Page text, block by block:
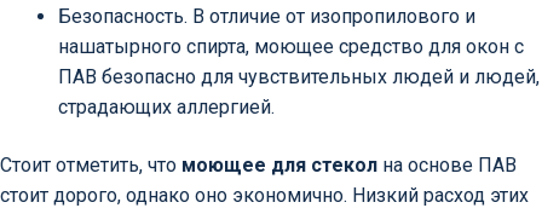
Безопасность. В отличие от изопропилового и
нашатырного спирта, моющее средство для окон с
ПАВ безопасно для чувствительных людей и людей,
страдающих аллергией.
Стоит отметить, что моющее для стекол на основе ПАВ
стоит дорого, однако оно экономично. Низкий расход этих